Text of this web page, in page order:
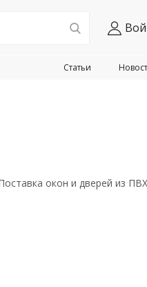
Статьи
окон и дверей из